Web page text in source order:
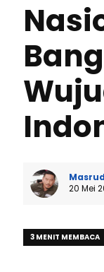
20 Mei
3 MENIT MEMBACA